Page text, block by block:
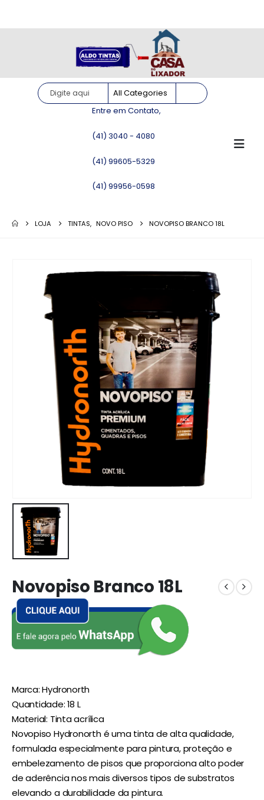
Entre em Contato,
(41) 3040 - 4080
(41) 99605-5329
(41) 99956-0598
LOJA TINTAS, NOVO PISO NOVOPISO BRANCO 18L
Novopiso Branco 18L
Marca: Hydronorth
Quantidade: 18 L
Material: Tinta acrílica
Novopiso Hydronorth é uma tinta de alta qualidade,
formulada especialmente para pintura, proteção e
embelezamento de pisos que proporciona alto poder
de aderência nos mais diversos tipos de substratos
elevando a durabilidade da pintura.